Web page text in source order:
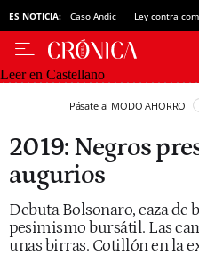
ES NOTICIA: Caso Andic Ley contra
Leer en Castellano
Pásate al MODO AHORRO
2019: Negros
augurios
Debuta Bolsonaro, caza de
pesimismo bursátil. Las
unas birras. Cotillón en la